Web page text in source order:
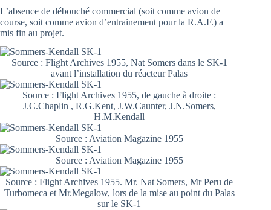
L’absence de débouché commercial (soit comme avion de
course, soit comme avion d’entrainement pour la R.A.F.) a
mis fin au projet.
Source : Flight Archives 1955, Nat Somers dans le SK-1
avant l’installation du réacteur Palas
Source : Flight Archives 1955, de gauche à droite :
J.C.Chaplin , R.G.Kent, J.W.Caunter, J.N.Somers,
H.M.Kendall
Source : Aviation Magazine 1955
Source : Aviation Magazine 1955
Source : Flight Archives 1955. Mr. Nat Somers, Mr Peru de
Turbomeca et Mr.Megalow, lors de la mise au point du Palas
sur le SK-1